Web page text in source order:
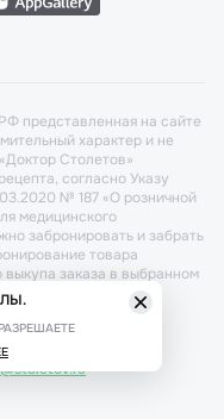
представленная на сайте
характер и не
Столетов»
согласно Указу
№ 187 «О розничной
медицинского
забронировать и забрать
товара
заказа в выбранном
2020г. Разрешение
заказам, претензии